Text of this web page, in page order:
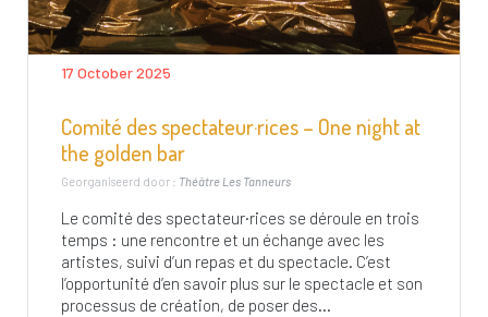
17 October 2025
Comité des spectateur·rices – One night at
the golden bar
Georganiseerd door : Théâtre Les Tanneurs
Le comité des spectateur·rices se déroule en trois
temps : une rencontre et un échange avec les
artistes, suivi d’un repas et du spectacle. C’est
l’opportunité d’en savoir plus sur le spectacle et son
processus de création, de poser des...